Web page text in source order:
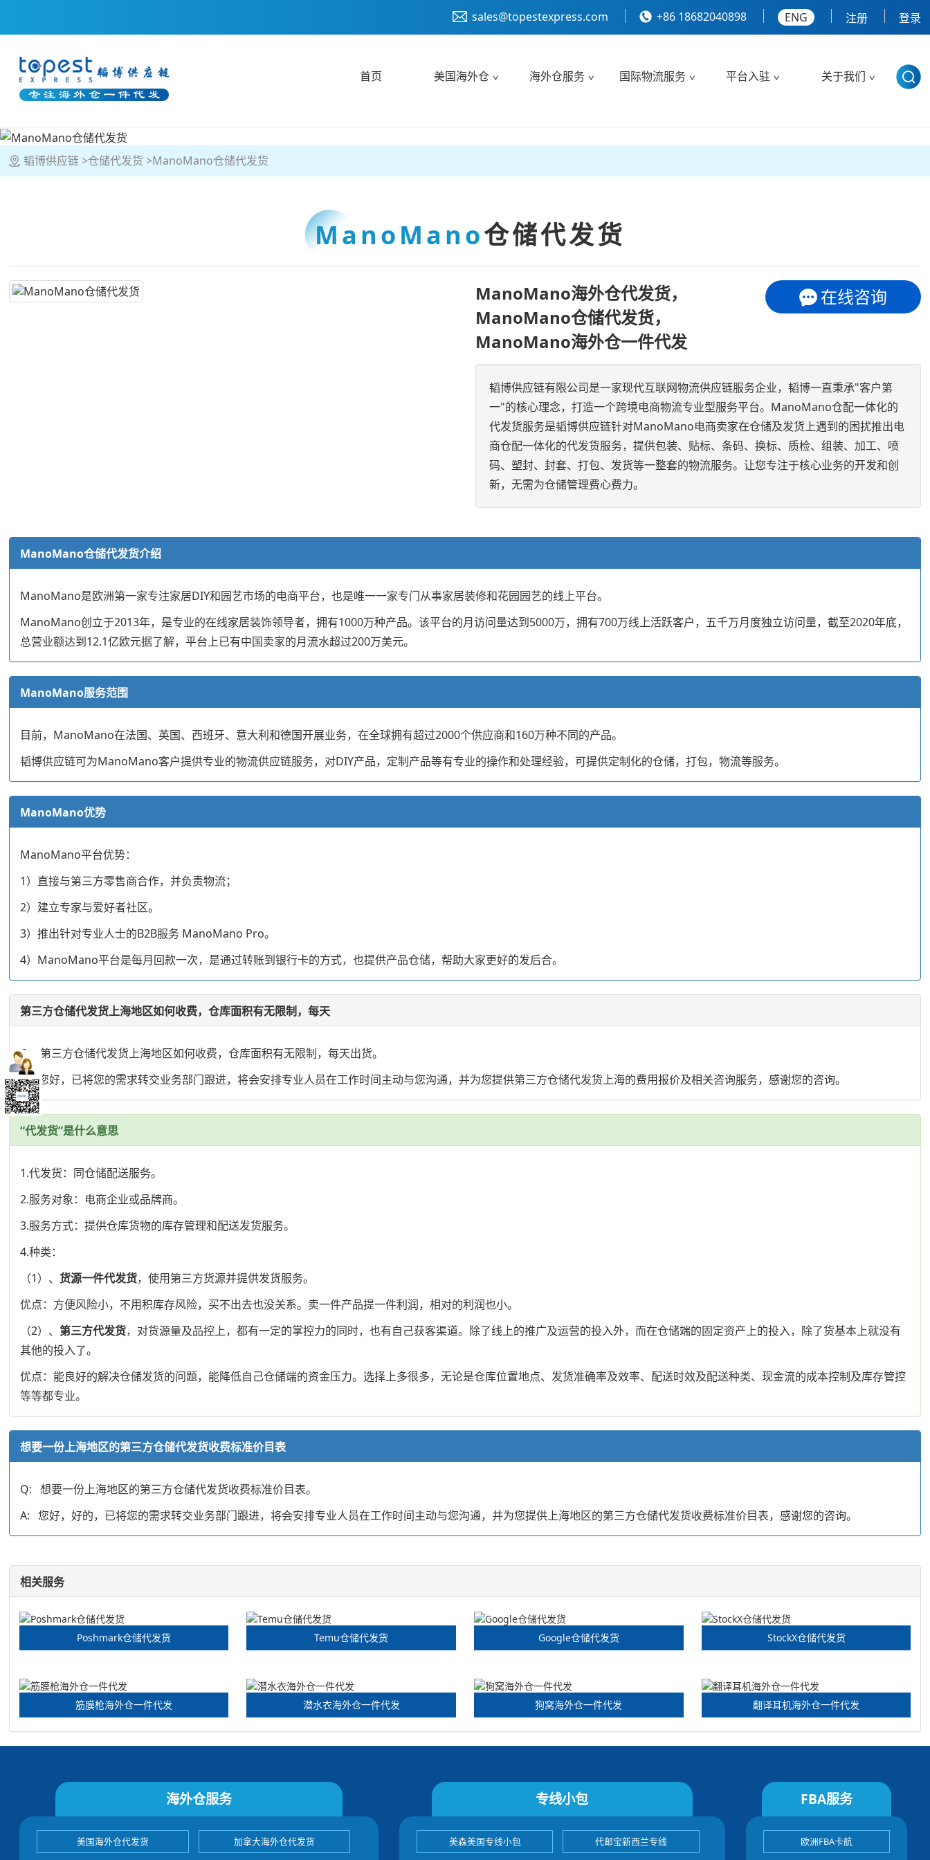
sales@topestexpress.com +86 18682040898 ENG 注册 登录
首页 美国海外仓 海外仓服务 国际物流服务 平台入驻 关于我们
韬博供应链 仓储代发货 ManoMano仓储代发货
ManoMano仓储代发货
在线咨询
ManoMano海外仓代发货，
ManoMano仓储代发货，
ManoMano海外仓一件代发
韬博供应链有限公司是一家现代互联网物流供应链服务企业，韬博一直秉承"客户第
一"的核心理念，打造一个跨境电商物流专业型服务平台。ManoMano仓配一体化的
代发货服务是韬博供应链针对ManoMano电商卖家在仓储及发货上遇到的困扰推出电
商仓配一体化的代发货服务，提供包装、贴标、条码、换标、质检、组装、加工、喷
码、塑封、封套、打包、发货等一整套的物流服务。让您专注于核心业务的开发和创
新，无需为仓储管理费心费力。
ManoMano仓储代发货介绍
ManoMano是欧洲第一家专注家居DIY和园艺市场的电商平台，也是唯一一家专门从事家居装修和花园园艺的线上平台。
ManoMano创立于2013年，是专业的在线家居装饰领导者，拥有1000万种产品。该平台的月访问量达到5000万，拥有700万线上活跃客户，五千万月度独立访问量，截至2020年底，
总营业额达到12.1亿欧元据了解，平台上已有中国卖家的月流水超过200万美元。
ManoMano服务范围
目前，ManoMano在法国、英国、西班牙、意大利和德国开展业务，在全球拥有超过2000个供应商和160万种不同的产品。
韬博供应链可为ManoMano客户提供专业的物流供应链服务，对DIY产品，定制产品等有专业的操作和处理经验，可提供定制化的仓储，打包，物流等服务。
ManoMano优势
ManoMano平台优势：
1）直接与第三方零售商合作，并负责物流；
2）建立专家与爱好者社区。
3）推出针对专业人士的B2B服务 ManoMano Pro。
4）ManoMano平台是每月回款一次，是通过转账到银行卡的方式，也提供产品仓储，帮助大家更好的发后合。
第三方仓储代发货上海地区如何收费，仓库面积有无限制，每天
Q: 第三方仓储代发货上海地区如何收费，仓库面积有无限制，每天出货。
A: 您好，已将您的需求转交业务部门跟进，将会安排专业人员在工作时间主动与您沟通，并为您提供第三方仓储代发货上海的费用报价及相关咨询服务，感谢您的咨询。
“代发货”是什么意思
1.代发货：同仓储配送服务。
2.服务对象：电商企业或品牌商。
3.服务方式：提供仓库货物的库存管理和配送发货服务。
4.种类：
（1）、货源一件代发货，使用第三方货源并提供发货服务。
优点：方便风险小，不用积库存风险，买不出去也没关系。卖一件产品提一件利润，相对的利润也小。
（2）、第三方代发货，对货源量及品控上，都有一定的掌控力的同时，也有自己获客渠道。除了线上的推广及运营的投入外，而在仓储端的固定资产上的投入，除了货基本上就没有
其他的投入了。
优点：能良好的解决仓储发货的问题，能降低自己仓储端的资金压力。选择上多很多，无论是仓库位置地点、发货准确率及效率、配送时效及配送种类、现金流的成本控制及库存管控
等等都专业。
想要一份上海地区的第三方仓储代发货收费标准价目表
Q: 想要一份上海地区的第三方仓储代发货收费标准价目表。
A: 您好，好的，已将您的需求转交业务部门跟进，将会安排专业人员在工作时间主动与您沟通，并为您提供上海地区的第三方仓储代发货收费标准价目表，感谢您的咨询。
相关服务
Poshmark仓储代发货 Temu仓储代发货 Google仓储代发货 StockX仓储代发货
筋膜枪海外仓一件代发 潜水衣海外仓一件代发 狗窝海外仓一件代发 翻译耳机海外仓一件代发
海外仓服务
美国海外仓代发货 加拿大海外仓代发货
专线小包
美森美国专线小包 代邮宝新西兰专线
FBA服务
欧洲FBA卡航